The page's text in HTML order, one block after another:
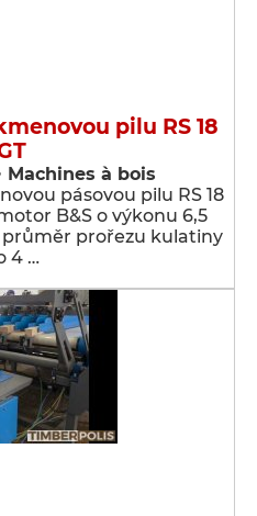
pilu RS 18
Machines à bois
pásovou pilu RS 18
B&S o výkonu 6,5
průměr prořezu kulatiny
4 …